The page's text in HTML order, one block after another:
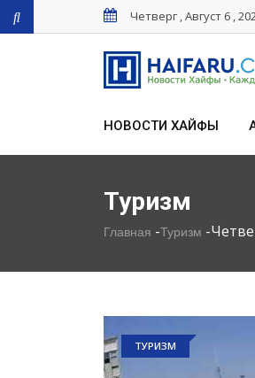
Четверг , Август 6 ,
НОВОСТИ ХАЙФЫ
Туризм
Главная -Туризм -
ТУРИЗМ